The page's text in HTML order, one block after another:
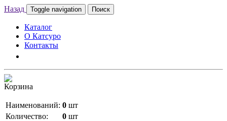
Назад Toggle navigation Поиск
Каталог
О Катсуро
Контакты
Корзина
Наименований: 0 шт
Количество:
0 шт